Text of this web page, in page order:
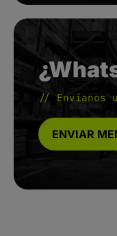
// Envíanos
ENVIAR